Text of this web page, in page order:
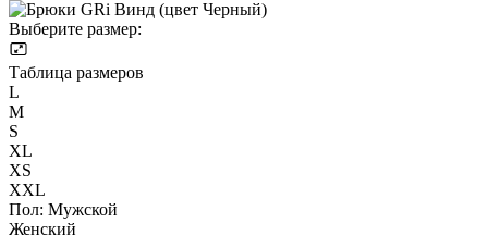
Выберите размер:
Таблица размеров
L
M
S
XL
XS
XXL
Пол: Мужской
Женский